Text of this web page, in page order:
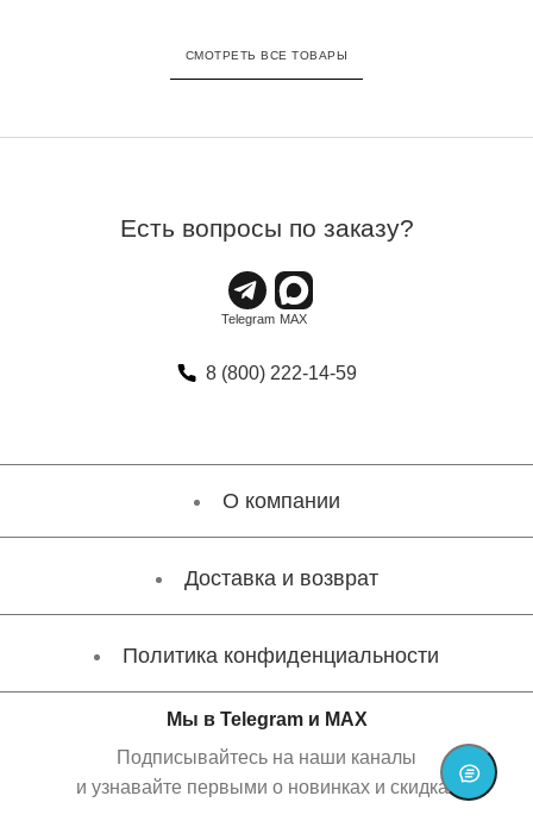
СМОТРЕТЬ ВСЕ ТОВАРЫ
Есть вопросы по заказу?
8 (800) 222-14-59
О компании
Доставка и возврат
Политика конфиденциальности
Мы в Telegram и MAX
Подписывайтесь на наши каналы
и узнавайте первыми о новинках и скидках